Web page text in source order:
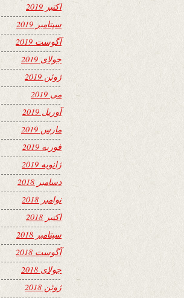
اکتبر 2019
سپتامبر 2019
آگوست 2019
جولای 2019
ژوئن 2019
می 2019
آوریل 2019
مارس 2019
فوریه 2019
ژانویه 2019
دسامبر 2018
نوامبر 2018
اکتبر 2018
سپتامبر 2018
آگوست 2018
جولای 2018
ژوئن 2018